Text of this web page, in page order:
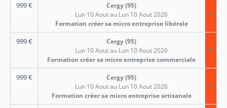
999€
Cergy (95)
Lun 10 Aout au Lun 10 Aout 2026
Formation créer sa micro entreprise libérale
999€
Cergy (95)
Lun 10 Aout au Lun 10 Aout 2026
Formation créer sa micro entreprise commerciale
999€
Cergy (95)
Lun 10 Aout au Lun 10 Aout 2026
Formation créer sa micro entreprise artisanale